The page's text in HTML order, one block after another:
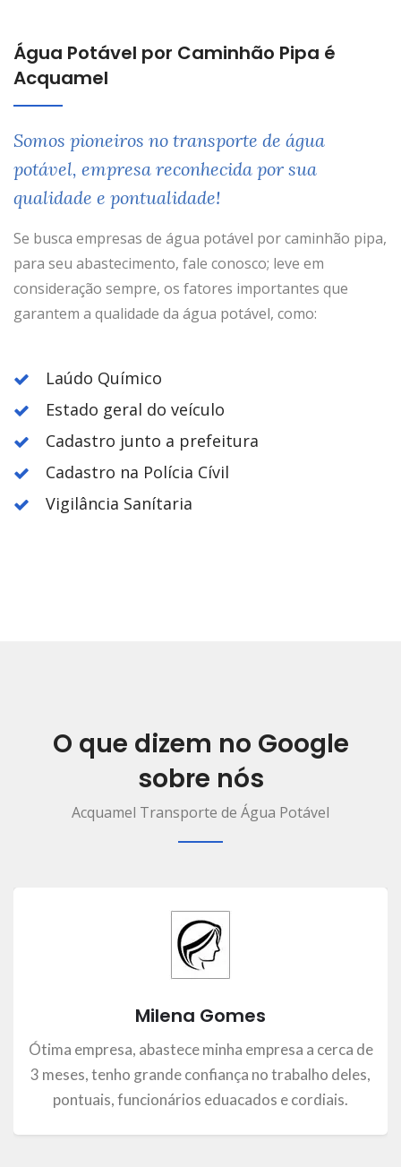
Água Potável por Caminhão Pipa é
Acquamel
Somos pioneiros no transporte de água
potável, empresa reconhecida por sua
qualidade e pontualidade!
Se busca empresas de água potável por caminhão pipa,
para seu abastecimento, fale conosco; leve em
consideração sempre, os fatores importantes que
garantem a qualidade da água potável, como:
Laúdo Químico
Estado geral do veículo
Cadastro junto a prefeitura
Cadastro na Polícia Cívil
Vigilância Sanítaria
O que dizem no Google
sobre nós
Acquamel Transporte de Água Potável
Milena Gomes
Ótima empresa, abastece minha empresa a cerca de
3 meses, tenho grande confiança no trabalho deles,
pontuais, funcionários eduacados e cordiais.